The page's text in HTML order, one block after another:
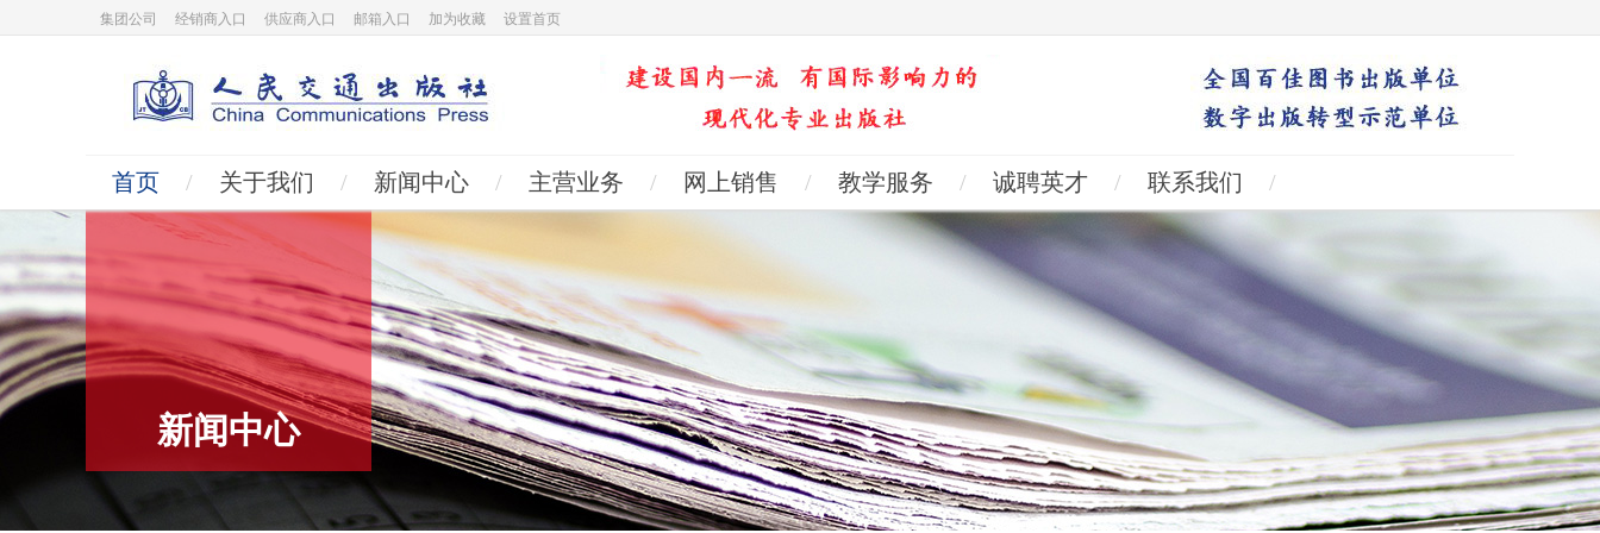
集团公司 经销商入口 供应商入口 邮箱入口 加为收藏 设置首页
首页 / 关于我们 / 新闻中心 / 主营业务 / 网上销售 / 教学服务 / 诚聘英才 / 联系我们 /
新闻中心